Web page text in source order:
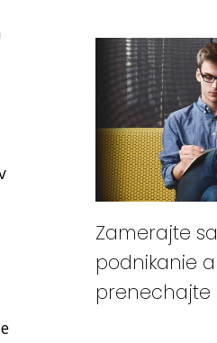
Zamerajte
podnikanie
prenechajte